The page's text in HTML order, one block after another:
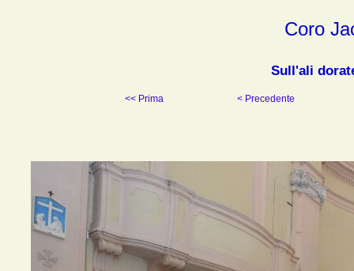
Coro
Sull'ali
<< Prima < Precedente